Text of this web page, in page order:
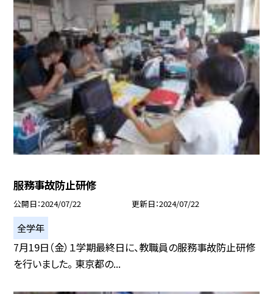
服務事故防止研修
公開日 2024/07/22 更新日 2024/07/22
全学年
7月19日（金）１学期最終日に、教職員の服務事故防止研修
を行いました。 東京都の...